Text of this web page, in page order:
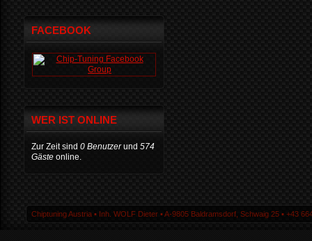
FACEBOOK
WER IST ONLINE
Zur Zeit sind 0 Benutzerund 574
Gäste online.
Chiptuning Austria ▪ Inh. WOLF Dieter ▪ A-9805 Baldramsdorf, Schwaig 25 ▪ +43